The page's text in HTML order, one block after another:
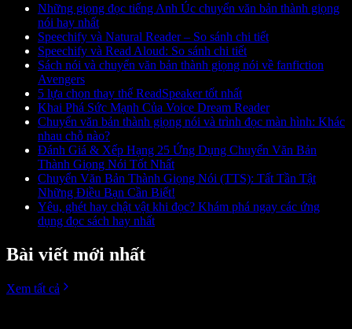
Những giọng đọc tiếng Anh Úc chuyển văn bản thành giọng
nói hay nhất
Speechify và Natural Reader – So sánh chi tiết
Speechify và Read Aloud: So sánh chi tiết
Sách nói và chuyển văn bản thành giọng nói về fanfiction
Avengers
5 lựa chọn thay thế ReadSpeaker tốt nhất
Khai Phá Sức Mạnh Của Voice Dream Reader
Chuyển văn bản thành giọng nói và trình đọc màn hình: Khác
nhau chỗ nào?
Đánh Giá & Xếp Hạng 25 Ứng Dụng Chuyển Văn Bản
Thành Giọng Nói Tốt Nhất
Chuyển Văn Bản Thành Giọng Nói (TTS): Tất Tần Tật
Những Điều Bạn Cần Biết!
Yêu, ghét hay chật vật khi đọc? Khám phá ngay các ứng
dụng đọc sách hay nhất
Bài viết mới nhất
Xem tất cả